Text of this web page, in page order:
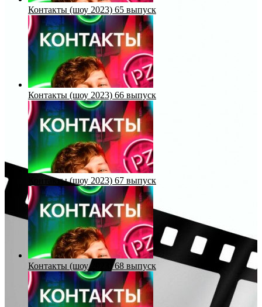
Контакты (шоу 2023) 65 выпуск
Контакты (шоу 2023) 66 выпуск
Контакты (шоу 2023) 67 выпуск
Контакты (шоу 2023) 68 выпуск